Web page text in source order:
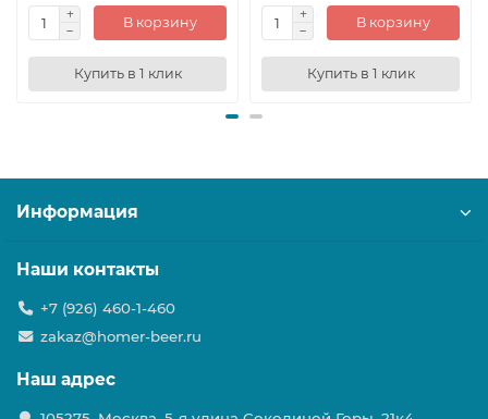
В корзину
Купить в 1 клик
В корзину
Купить в 1 клик
Информация
Наши контакты
+7 (926) 460-1-460
zakaz@homer-beer.ru
Наш адрес